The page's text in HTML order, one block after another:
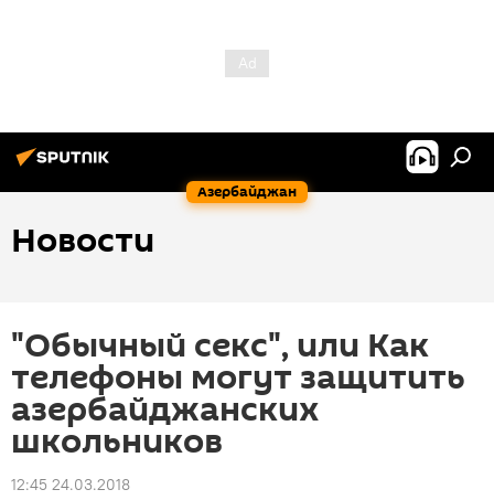
Азербайджан
Новости
"Обычный секс", или Как
телефоны могут защитить
азербайджанских
школьников
12:45 24.03.2018